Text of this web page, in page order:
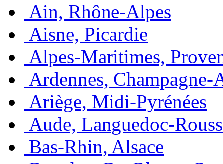
Ain, Rhône-Alpes
Aisne, Picardie
Alpes-Maritimes,
Ardennes, Champagne-
Ariège, Midi-Pyrénées
Aude, Languedoc-
Bas-Rhin, Alsace